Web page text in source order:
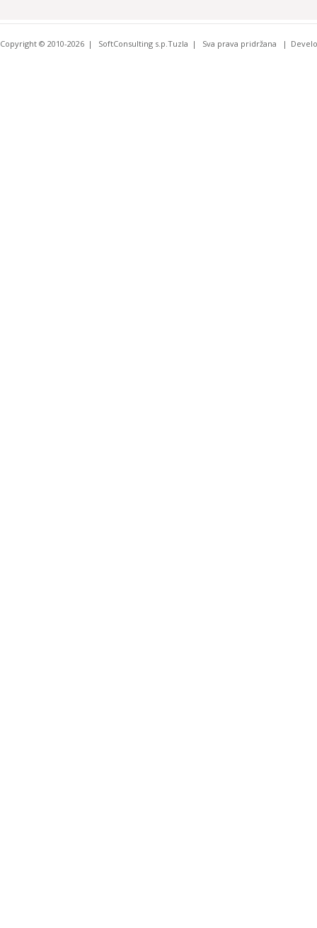
Copyright © 2010-2026 SoftConsulting s.p.Tuzla Sva prava pridržana